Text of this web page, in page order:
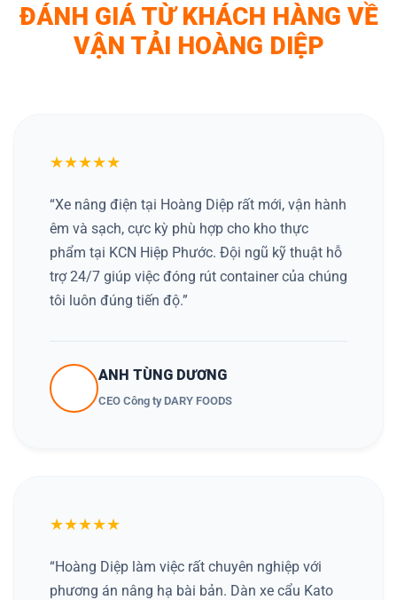
ĐÁNH GIÁ TỪ KHÁCH HÀNG VỀ
VẬN TẢI HOÀNG DIỆP
★★★★★
“Xe nâng điện tại Hoàng Diệp rất mới, vận hành
êm và sạch, cực kỳ phù hợp cho kho thực
phẩm tại KCN Hiệp Phước. Đội ngũ kỹ thuật hỗ
trợ 24/7 giúp việc đóng rút container của chúng
tôi luôn đúng tiến độ.”
ANH TÙNG DƯƠNG
CEO Công ty DARY FOODS
★★★★★
“Hoàng Diệp làm việc rất chuyên nghiệp với
phương án nâng hạ bài bản. Dàn xe cẩu Kato